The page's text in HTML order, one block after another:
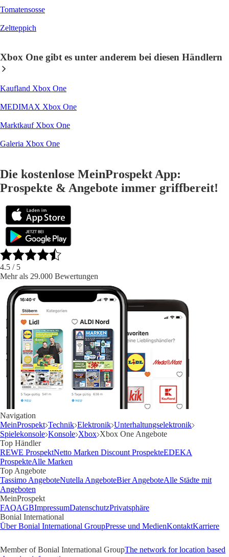
Tomatensosse
Zeltteppich
Xbox One gibt es unter anderem bei diesen Händlern
Kaufland Xbox One
MEDIMAX Xbox One
Marktkauf Xbox One
Galeria Xbox One
Die kostenlose MeinProspekt App:
Prospekte & Angebote immer griffbereit!
4.5 / 5
Mehr als 29.000 Bewertungen
Navigation
MeinProspekt Technik Elektronik Unterhaltungselektronik
Spielekonsole Konsole Xbox Xbox One Angebote
Top Händler
REWE ProspektNetto Marken Discount ProspekteEDEKA
ProspekteAlle Marken
Top Angebote
Tassimo AngeboteNutella AngeboteBier AngeboteAlle Städte mit
Angeboten
MeinProspekt
FAQAGBImpressumDatenschutzPrivatsphäre
Bonial International
Über Bonial International GroupPresse und MedienKontaktKarriere
Member of Bonial International GroupThe network for location based